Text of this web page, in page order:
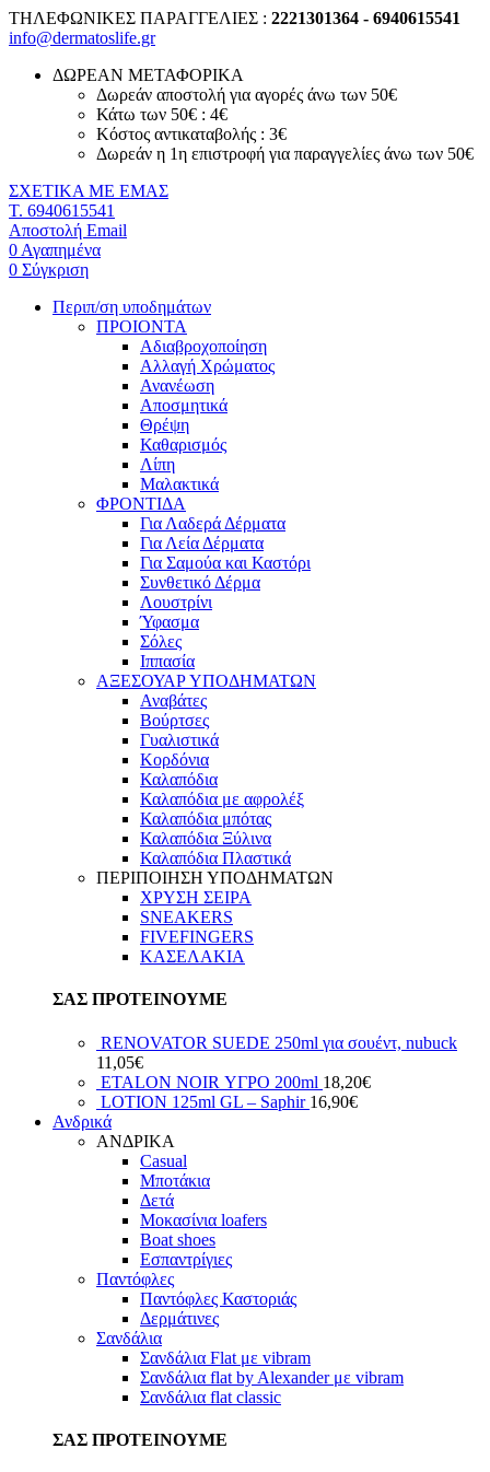
ΤΗΛΕΦΩΝΙΚΕΣ ΠΑΡΑΓΓΕΛΙΕΣ : 2221301364 - 6940615541
info@dermatoslife.gr
ΔΩΡΕΑΝ ΜΕΤΑΦΟΡΙΚΑ
Δωρεάν αποστολή για αγορές άνω των 50€
Κάτω των 50€ : 4€
Κόστος αντικαταβολής : 3€
Δωρεάν η 1η επιστροφή για παραγγελίες άνω των 50€
ΣΧΕΤΙΚΑ ΜΕ ΕΜΑΣ
T. 6940615541
Αποστολή Email
0 Αγαπημένα
0 Σύγκριση
Περιπ/ση υποδημάτων
ΠΡΟΙΟΝΤΑ
Αδιαβροχοποίηση
Αλλαγή Χρώματος
Ανανέωση
Αποσμητικά
Θρέψη
Καθαρισμός
Λίπη
Μαλακτικά
ΦΡΟΝΤΙΔΑ
Για Λαδερά Δέρματα
Για Λεία Δέρματα
Για Σαμούα και Καστόρι
Συνθετικό Δέρμα
Λουστρίνι
Ύφασμα
Σόλες
Ιππασία
ΑΞΕΣΟΥΑΡ ΥΠΟΔΗΜΑΤΩΝ
Αναβάτες
Βούρτσες
Γυαλιστικά
Κορδόνια
Καλαπόδια
Καλαπόδια με αφρολέξ
Καλαπόδια μπότας
Καλαπόδια Ξύλινα
Καλαπόδια Πλαστικά
ΠΕΡΙΠΟΙΗΣΗ ΥΠΟΔΗΜΑΤΩΝ
ΧΡΥΣΗ ΣΕΙΡΑ
SNEAKERS
FIVEFINGERS
ΚΑΣΕΛΑΚΙΑ
ΣΑΣ ΠΡΟΤΕΙΝΟΥΜΕ
RENOVATOR SUEDE 250ml για σουέντ, nubuck
11,05€
ETALON NOIR ΥΓΡΟ 200ml 18,20€
LOTION 125ml GL – Saphir 16,90€
Ανδρικά
ΑΝΔΡΙΚΑ
Casual
Μποτάκια
Δετά
Μοκασίνια loafers
Boat shoes
Εσπαντρίγιες
Παντόφλες
Παντόφλες Καστοριάς
Δερμάτινες
Σανδάλια
Σανδάλια Flat με vibram
Σανδάλια flat by Alexander με vibram
Σανδάλια flat classic
ΣΑΣ ΠΡΟΤΕΙΝΟΥΜΕ